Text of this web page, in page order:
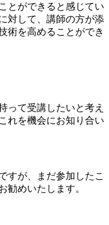
とができると感じてい
対して、講師の方が添
術を高めることができ
って受講したいと考え
れを機会にお知り合い
すが、まだ参加したこ
勧めいたします。